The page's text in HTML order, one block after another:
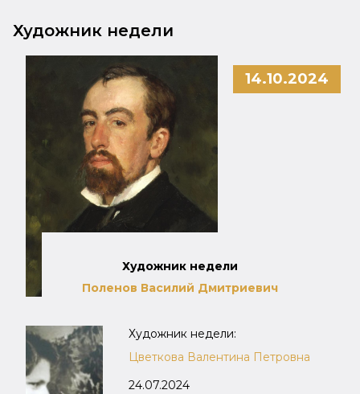
Художник недели
14.10.2024
Художник недели
Поленов Василий Дмитриевич
Художник недели:
Цветкова Валентина Петровна
24.07.2024